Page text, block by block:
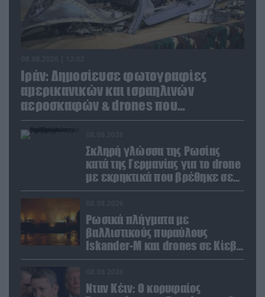
Ιράν: Δημοσίευσε φωτογραφίες
αμερικανικών και ισραηλινών
αεροσκαφών & drones που
καταρρίφθηκαν
Σκληρή γλώσσα της Ρωσίας
κατά της Γερμανίας για το drone
με εκρηκτικά που βρέθηκε σε
αεροδρόμιο της Λειψίας
Ρωσικά πλήγματα με
βαλλιστικούς πυραύλους
Iskander-M και drones σε Κίεβο
και Ντνιπροπετρόφσκ: Ισχυρές
Νταν Κέιν: Ο κορυφαίος